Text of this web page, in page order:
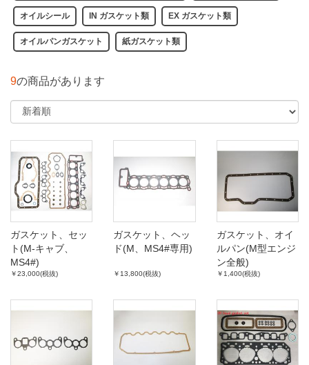
オイルシール IN ガスケット類 EX ガスケット類
オイルパンガスケット 紙ガスケット類
9の商品があります
ガスケット、セッ
ト(M-キャブ、
MS4#)
￥23,000(税抜)
ガスケット、ヘッ
ド(M、MS4#専用)
￥13,800(税抜)
ガスケット、オイ
ルパン(M型エンジ
ン全般)
￥1,400(税抜)